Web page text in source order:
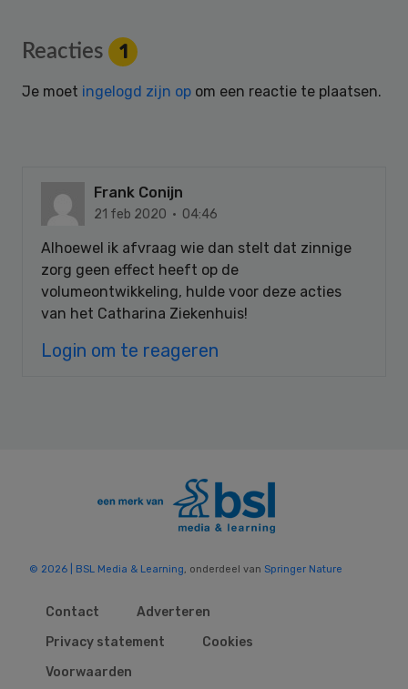
Reader
Interactions
Reacties 1
Je moet ingelogd zijn op om een reactie te plaatsen.
Frank Conijn
21 feb 2020 · 04:46
Alhoewel ik afvraag wie dan stelt dat zinnige
zorg geen effect heeft op de
volumeontwikkeling, hulde voor deze acties
van het Catharina Ziekenhuis!
Login om te reageren
© 2026 | BSL Media & Learning, onderdeel van Springer Nature
Contact
Adverteren
Privacy statement
Cookies
Voorwaarden